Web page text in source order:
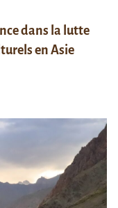
dans la lutte
en Asie